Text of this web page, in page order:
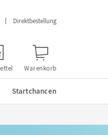
Direktbestellung
Warenkorb
Startchancen